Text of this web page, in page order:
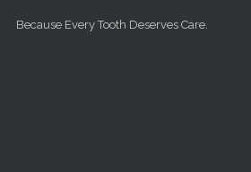
Because Every Tooth Deserves Care.